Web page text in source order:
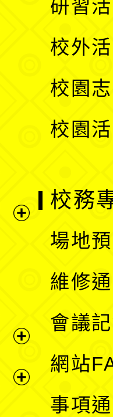
研習
校外
校園
校園
單
校務
場地
維修
會議
網站
事項